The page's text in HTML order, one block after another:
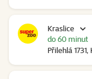
Kraslice
Přilehlá
do 60 minut